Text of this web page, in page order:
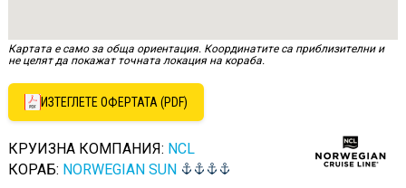
Картата е само за обща ориентация. Координатите са приблизителни и
не целят да покажат точната локация на кораба.
ИЗТЕГЛЕТЕ ОФЕРТАТА (PDF)
КРУИЗНА КОМПАНИЯ: NCL
КОРАБ: NORWEGIAN SUN